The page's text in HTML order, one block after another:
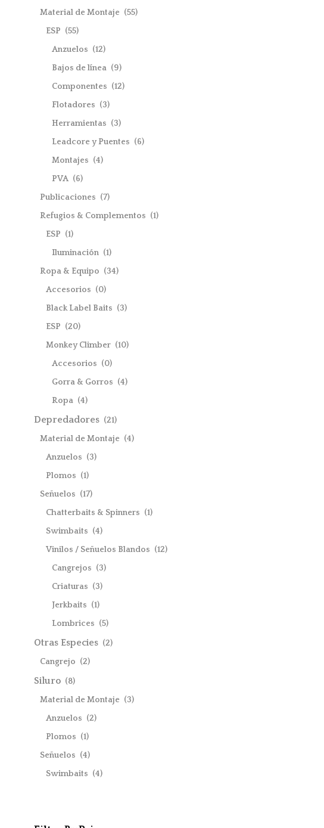
Material de Montaje (55)
ESP (55)
Anzuelos (12)
Bajos de línea (9)
Componentes (12)
Flotadores (3)
Herramientas (3)
Leadcore y Puentes (6)
Montajes (4)
PVA (6)
Publicaciones (7)
Refugios & Complementos (1)
ESP (1)
Iluminación (1)
Ropa & Equipo (34)
Accesorios (0)
Black Label Baits (3)
ESP (20)
Monkey Climber (10)
Accesorios (0)
Gorra & Gorros (4)
Ropa (4)
Depredadores (21)
Material de Montaje (4)
Anzuelos (3)
Plomos (1)
Señuelos (17)
Chatterbaits & Spinners (1)
Swimbaits (4)
Vinilos / Señuelos Blandos (12)
Cangrejos (3)
Criaturas (3)
Jerkbaits (1)
Lombrices (5)
Otras Especies (2)
Cangrejo (2)
Siluro (8)
Material de Montaje (3)
Anzuelos (2)
Plomos (1)
Señuelos (4)
Swimbaits (4)